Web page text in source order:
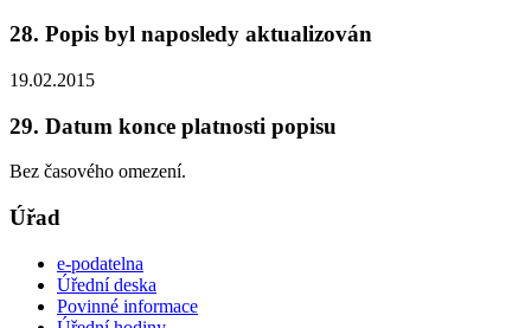
28. Popis byl naposledy aktualizován
19.02.2015
29. Datum konce platnosti popisu
Bez časového omezení.
Úřad
e-podatelna
Úřední deska
Povinné informace